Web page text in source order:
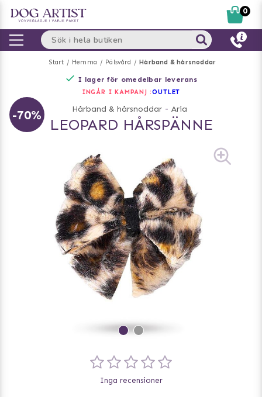
Start Hemma Pälsvård Hårband & hårsnoddar
I lager för omedelbar leverans
INGÅR I KAMPANJ :OUTLET
-70% Hårband & hårsnoddar - Aria
LEOPARD HÅRSPÄNNE
Inga recensioner
0